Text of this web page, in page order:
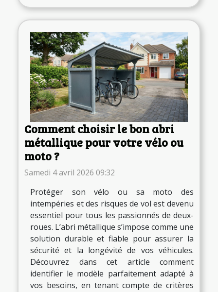
Comment choisir le bon abri
métallique pour votre vélo ou
moto ?
Samedi 4 avril 2026 09:32
Protéger son vélo ou sa moto des
intempéries et des risques de vol est devenu
essentiel pour tous les passionnés de deux-
roues. L’abri métallique s’impose comme une
solution durable et fiable pour assurer la
sécurité et la longévité de vos véhicules.
Découvrez dans cet article comment
identifier le modèle parfaitement adapté à
vos besoins, en tenant compte de critères